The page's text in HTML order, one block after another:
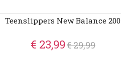
Teenslippers New Balance 200
€ 23,99€ 29,99